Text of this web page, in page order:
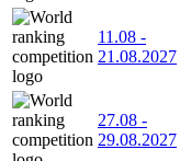
11.08 -
21.08.2027
27.08 -
29.08.2027